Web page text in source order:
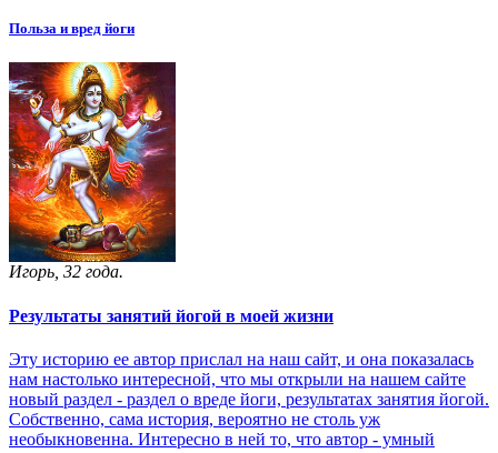
Польза и вред йоги
Игорь, 32 года.
Результаты занятий йогой в моей жизни
Эту историю ее автор прислал на наш сайт, и она показалась
нам настолько интересной, что мы открыли на нашем сайте
новый раздел - раздел о вреде йоги, результатах занятия йогой.
Собственно, сама история, вероятно не столь уж
необыкновенна. Интересно в ней то, что автор - умный